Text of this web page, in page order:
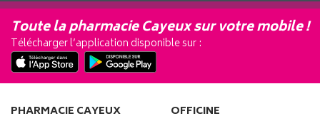
Toute la pharmacie Cayeux sur votre mobile !
Télécharger l’application disponible sur :
PHARMACIE CAYEUX OFFICINE